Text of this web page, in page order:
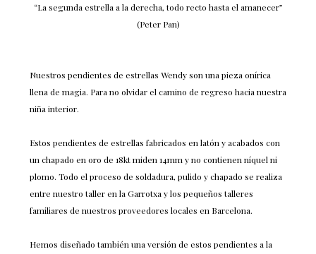
“La segunda estrella a la derecha, todo recto hasta el amanecer”
(Peter Pan)
Nuestros pendientes de estrellas Wendy son una pieza onírica
llena de magia. Para no olvidar el camino de regreso hacia nuestra
niña interior.
Estos pendientes de estrellas fabricados en latón y acabados con
un chapado en oro de 18kt miden 14mm y no contienen níquel ni
plomo. Todo el proceso de soldadura, pulido y chapado se realiza
entre nuestro taller en la Garrotxa y los pequeños talleres
familiares de nuestros proveedores locales en Barcelona.
Hemos diseñado también una versión de estos pendientes a la